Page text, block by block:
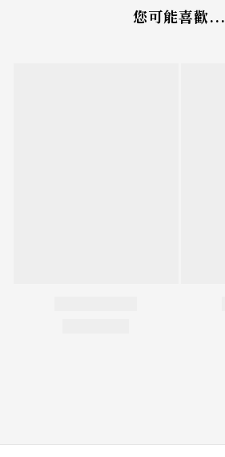
您可能喜歡...